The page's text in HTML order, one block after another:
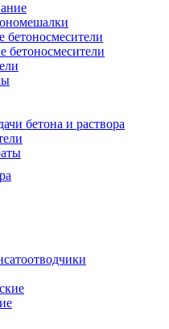
бетоносмесители
бетоносмесители
бетона и раствора